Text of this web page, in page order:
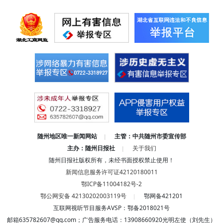
随州地区唯一新闻网站 |
主管：中共随州市委宣传部
主办：随州日报社
|
关于我们
随州日报社版权所有，未经书面授权禁止使用！
新闻信息服务许可证42120180011
鄂ICP备11004182号-2
鄂公网安备 42130202003119号
|
鄂网备421201
互联网视听节目服务AVSP：鄂备2018021号
邮箱635782607@qq.com；广告服务电话：13908660920光明左使（刘先生）